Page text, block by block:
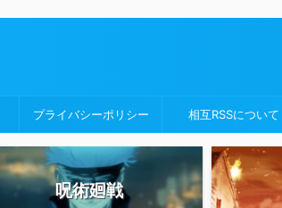
プライバシーポリシー 相互RSSについて
呪術廻戦